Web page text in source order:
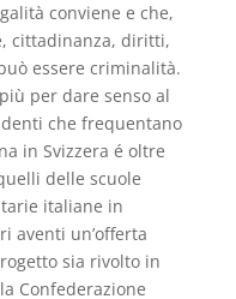
conviene e che,
cittadinanza, diritti,
essere criminalità.
per dare senso al
che frequentano
in Svizzera é oltre
delle scuole
italiane in
aventi un’offerta
sia rivolto in
Confederazione